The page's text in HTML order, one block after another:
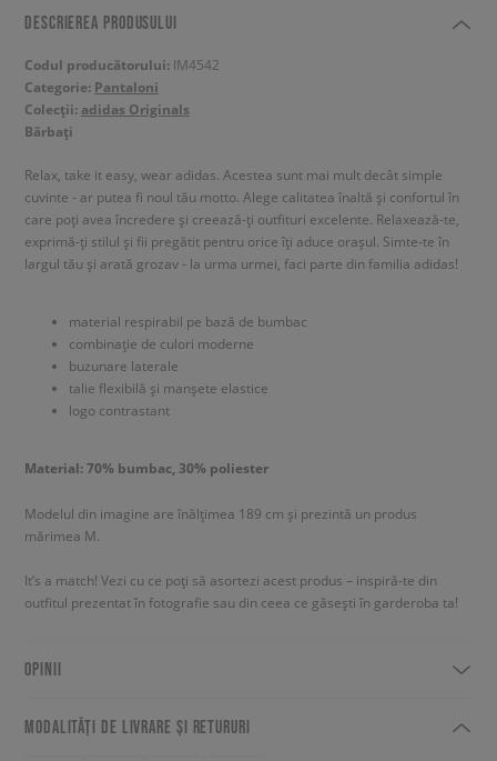
DESCRIEREA PRODUSULUI
Codul producătorului: IM4542
Categorie: Pantaloni
Colecții: adidas Originals
Bărbați
Relax, take it easy, wear adidas. Acestea sunt mai mult decât simple
cuvinte - ar putea fi noul tău motto. Alege calitatea înaltă și confortul în
care poți avea încredere și creează-ți outfituri excelente. Relaxează-te,
exprimă-ți stilul și fii pregătit pentru orice îți aduce orașul. Simte-te în
largul tău și arată grozav - la urma urmei, faci parte din familia adidas!
material respirabil pe bază de bumbac
combinație de culori moderne
buzunare laterale
talie flexibilă și manșete elastice
logo contrastant
Material: 70% bumbac, 30% poliester
Modelul din imagine are înălțimea 189 cm și prezintă un produs
mărimea M.
It’s a match! Vezi cu ce poți să asortezi acest produs – inspiră-te din
outfitul prezentat în fotografie sau din ceea ce găsești în garderoba ta!
OPINII
MODALITĂȚI DE LIVRARE ȘI RETURURI